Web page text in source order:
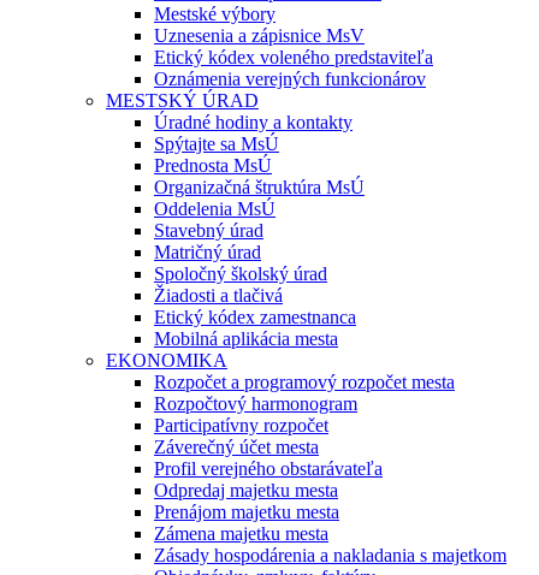
Mestské výbory
Uznesenia a zápisnice MsV
Etický kódex voleného predstaviteľa
Oznámenia verejných funkcionárov
MESTSKÝ ÚRAD
Úradné hodiny a kontakty
Spýtajte sa MsÚ
Prednosta MsÚ
Organizačná štruktúra MsÚ
Oddelenia MsÚ
Stavebný úrad
Matričný úrad
Spoločný školský úrad
Žiadosti a tlačivá
Etický kódex zamestnanca
Mobilná aplikácia mesta
EKONOMIKA
Rozpočet a programový rozpočet mesta
Rozpočtový harmonogram
Participatívny rozpočet
Záverečný účet mesta
Profil verejného obstarávateľa
Odpredaj majetku mesta
Prenájom majetku mesta
Zámena majetku mesta
Zásady hospodárenia a nakladania s majetkom